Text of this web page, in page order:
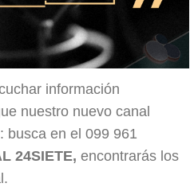
información
nuestro nuevo canal
: busca en el 099 961
24SIETE, encontrarás los